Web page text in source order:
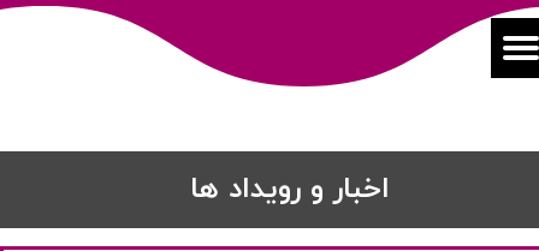
اخبار و رویداد ها